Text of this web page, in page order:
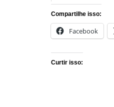
Compartilhe isso:
Facebook
Curtir isso: